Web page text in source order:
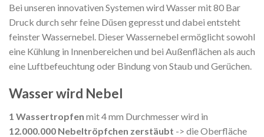
Bei unseren innovativen Systemen wird Wasser mit 80 Bar
Druck durch sehr feine Düsen gepresst und dabei entsteht
feinster Wassernebel. Dieser Wassernebel ermöglicht sowohl
eine Kühlung in Innenbereichen und bei Außenflächen als auch
eine Luftbefeuchtung oder Bindung von Staub und Gerüchen.
Wasser wird Nebel
1 Wassertropfen mit 4 mm Durchmesser wird in
12.000.000 Nebeltröpfchen zerstäubt -> die Oberfläche